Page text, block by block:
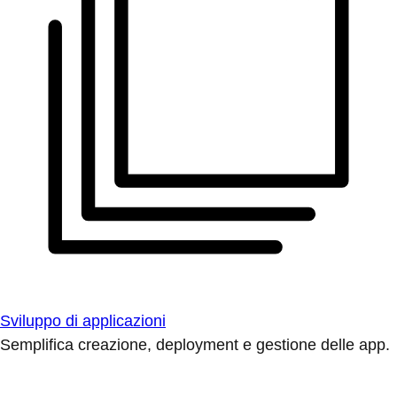
Sviluppo di applicazioni
Semplifica creazione, deployment e gestione delle app.